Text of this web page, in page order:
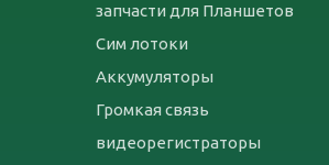
запчасти для Планшетов
Сим лотоки
Аккумуляторы
Громкая связь
видеорегистраторы